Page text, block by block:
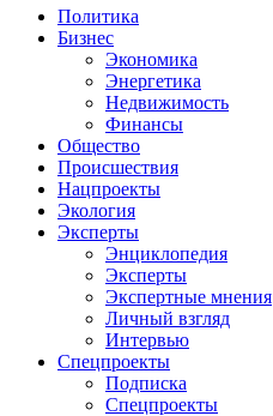
Политика
Бизнес
Экономика
Энергетика
Недвижимость
Финансы
Общество
Происшествия
Нацпроекты
Экология
Эксперты
Энциклопедия
Эксперты
Экспертные мнения
Личный взгляд
Интервью
Спецпроекты
Подписка
Спецпроекты